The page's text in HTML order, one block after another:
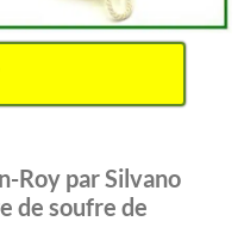
Roy par Silvano
de soufre de